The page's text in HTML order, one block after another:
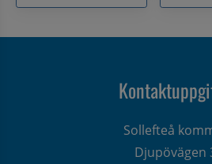
Sollefteå
Djupövägen